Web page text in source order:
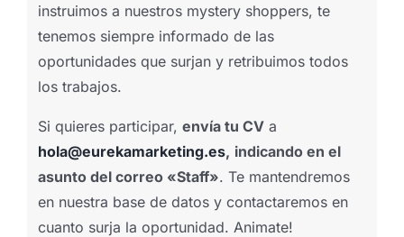
instruimos a nuestros mystery shoppers, te
tenemos siempre informado de las
oportunidades que surjan y retribuimos todos
los trabajos.
Si quieres participar, envía tu CV a
hola@eurekamarketing.es, indicando en el
asunto del correo «Staff». Te mantendremos
en nuestra base de datos y contactaremos en
cuanto surja la oportunidad. Animate!